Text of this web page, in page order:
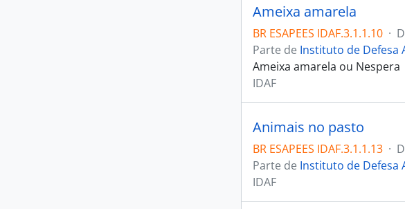
Ameixa amarela
BR ESAPEES IDAF.3.1.1.10 ·
Parte de Instituto de Defesa
Ameixa amarela ou Nespera
IDAF
Animais no pasto
BR ESAPEES IDAF.3.1.1.13 ·
Parte de Instituto de Defesa
IDAF